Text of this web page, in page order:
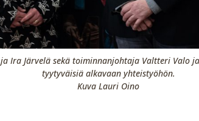
Ira Järvelä sekä toiminnanjohtaja Valtteri Valo
tyytyväisiä alkavaan yhteistyöhön.
Kuva Lauri Oino